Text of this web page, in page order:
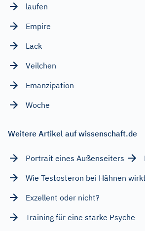
laufen
Empire
Lack
Veilchen
Emanzipation
Woche
Weitere Artikel auf wissenschaft.de
Portrait eines Außenseiters
Wie Testosteron bei Hähnen wirkt
Exzellent oder nicht?
Training für eine starke Psyche